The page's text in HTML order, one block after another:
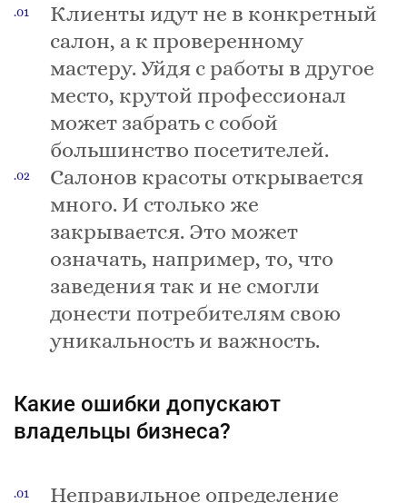
Клиенты идут не в конкретный
салон, а к проверенному
мастеру. Уйдя с работы в другое
место, крутой профессионал
может забрать с собой
большинство посетителей.
Салонов красоты открывается
много. И столько же
закрывается. Это может
означать, например, то, что
заведения так и не смогли
донести потребителям свою
уникальность и важность.
Какие ошибки допускают
владельцы бизнеса?
Неправильное определение